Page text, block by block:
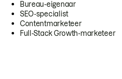
Bureau-eigenaar
SEO-specialist
Contentmarketeer
Full-Stack Growth-marketeer